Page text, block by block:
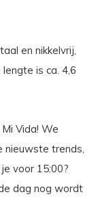
en nikkelvrij,
is ca. 4,6
Vida! We
nieuwste trends,
voor 15:00?
dag nog wordt